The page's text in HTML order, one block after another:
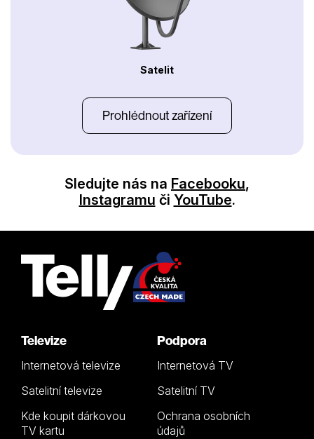
Satelit
Prohlédnout zařízení
Sledujte nás na Facebooku,
Instagramu či YouTube.
Televize
Internetová televize
Satelitní televize
Kde koupit dárkovou
TV kartu
Podpora
Internetová TV
Satelitní TV
Ochrana osobních
údajů